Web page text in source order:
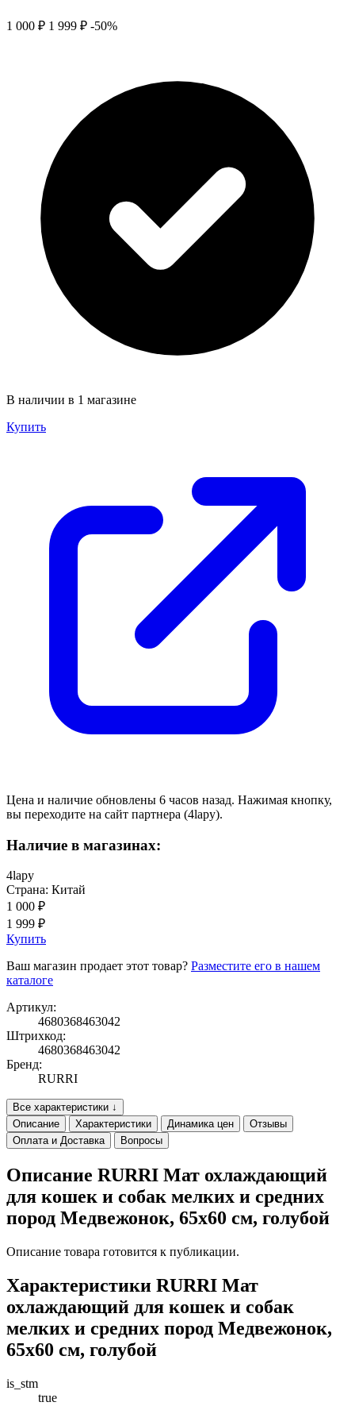
1 000 ₽ 1 999 ₽ -50%
В наличии в 1 магазине
Купить
Цена и наличие обновлены 6 часов назад. Нажимая кнопку,
вы переходите на сайт партнера (4lapy).
Наличие в магазинах:
4lapy
Страна: Китай
1 000 ₽
1 999 ₽
Купить
Ваш магазин продает этот товар? Разместите его в нашем
каталоге
Артикул:
4680368463042
Штрихкод:
4680368463042
Бренд:
RURRI
Все характеристики ↓
Описание
Характеристики Динамика цен
Отзывы
Оплата и Доставка
Вопросы
Описание RURRI Мат охлаждающий
для кошек и собак мелких и средних
пород Медвежонок, 65х60 см, голубой
Описание товара готовится к публикации.
Характеристики RURRI Мат
охлаждающий для кошек и собак
мелких и средних пород Медвежонок,
65х60 см, голубой
is_stm
true